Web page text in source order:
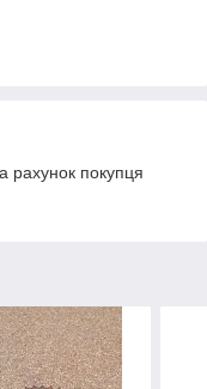
рахунок покупця